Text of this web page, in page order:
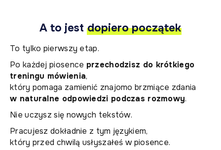
A to jest dopiero początek
To tylko pierwszy etap.
Po każdej piosence przechodzisz do krótkiego
treningu mówienia,
który pomaga zamienić znajomo brzmiące zdania
w naturalne odpowiedzi podczas rozmowy.
Nie uczysz się nowych tekstów.
Pracujesz dokładnie z tym językiem,
który przed chwilą usłyszałeś w piosence.